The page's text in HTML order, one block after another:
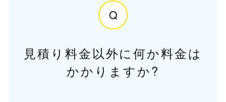
Q
見積り料金以外に何か料金は
かかりますか?